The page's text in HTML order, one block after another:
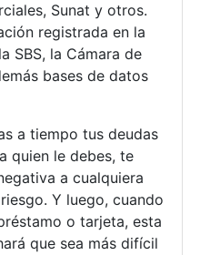
Sunat y otros.
registrada en la
SBS, la Cámara de
bases de datos
a tiempo tus deudas
quien le debes, te
a cualquiera
Y luego, cuando
o tarjeta, esta
que sea más difícil